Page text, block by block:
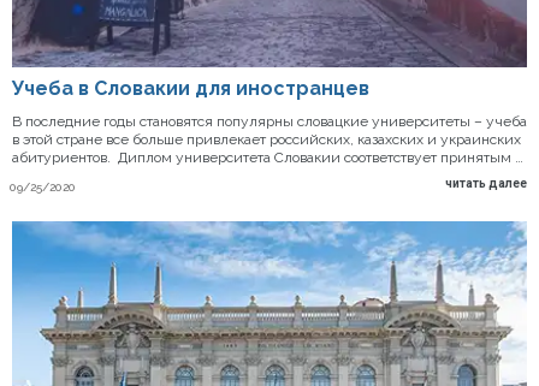
Учеба в Словакии для иностранцев
09/25/2020
В последние годы становятся популярны словацкие университеты – учеба
в этой стране все больше привлекает российских, казахских и украинских
абитуриентов. Диплом университета Словакии соответствует принятым …
читать далее